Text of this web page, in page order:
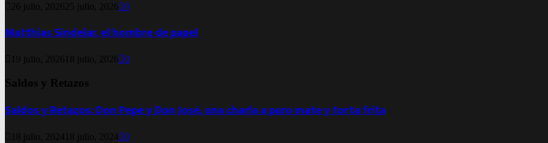
26 julio, 2026 25 julio, 2026 0
Matthias Sindelar, el hombre de papel
19 julio, 2026 18 julio, 2026 0
Saldos y Retazos
Saldos y Retazos: Don Pepe y Don José, una charla a puro mate y torta frita
18 julio, 2024 18 julio, 2024 0